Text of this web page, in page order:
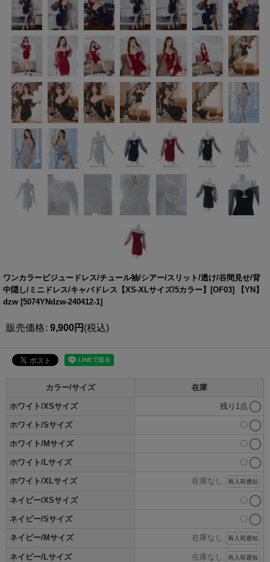
ワンカラービジュードレス/チュール袖/シアー/スリット/透け/谷間見せ/背
中隠し/ミニドレス/キャバドレス【XS-XLサイズ/5カラー】[OF03] 【YN】
dzw [5074YNdzw-240412-1]
販売価格: 9,900円 (税込)
カラー/サイズ 在庫
ホワイト/XSサイズ 残り1点
ホワイト/Sサイズ 〇
ホワイト/Mサイズ 〇
ホワイト/Lサイズ 〇
ホワイト/XLサイズ 在庫なし 再入荷通知
ネイビー/XSサイズ 〇
ネイビー/Sサイズ 〇
ネイビー/Mサイズ 在庫なし 再入荷通知
ネイビー/Lサイズ 在庫なし 再入荷通知